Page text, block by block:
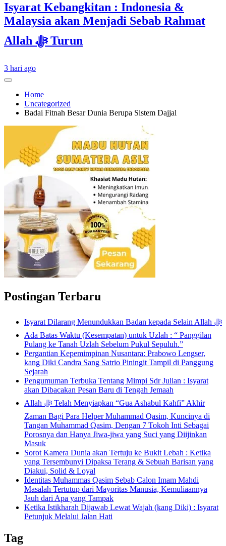
Isyarat Kebangkitan : Indonesia &
Malaysia akan Menjadi Sebab Rahmat
Allah ﷻ Turun
3 hari ago
Home
Uncategorized
Badai Fitnah Besar Dunia Berupa Sistem Dajjal
Postingan Terbaru
Isyarat Dilarang Menundukkan Badan kepada Selain Allah ﷻ
Ada Batas Waktu (Kesempatan) untuk Uzlah : “ Panggilan
Pulang ke Tanah Uzlah Sebelum Pukul Sepuluh.”
Pergantian Kepemimpinan Nusantara: Prabowo Lengser,
kang Diki Candra Sang Satrio Piningit Tampil di Panggung
Sejarah
Pengumuman Terbuka Tentang Mimpi Sdr Julian : Isyarat
akan Dibacakan Pesan Baru di Tengah Jemaah
Allah ﷻ Telah Menyiapkan “Gua Ashabul Kahfi” Akhir
Zaman Bagi Para Helper Muhammad Qasim, Kuncinya di
Tangan Muhammad Qasim, Dengan 7 Tokoh Inti Sebagai
Porosnya dan Hanya Jiwa-jiwa yang Suci yang Diijinkan
Masuk
Sorot Kamera Dunia akan Tertuju ke Bukit Lebah : Ketika
yang Tersembunyi Dipaksa Terang & Sebuah Barisan yang
Diakui, Solid & Loyal
Identitas Muhammas Qasim Sebab Calon Imam Mahdi
Masalah Tertutup dari Mayoritas Manusia, Kemuliaannya
Jauh dari Apa yang Tampak
Ketika Istikharah Dijawab Lewat Wajah (kang Diki) : Isyarat
Petunjuk Melalui Jalan Hati
Tag